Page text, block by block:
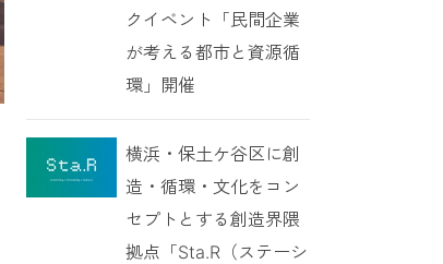
クイベント「民間企業
が考える都市と資源循
環」開催
横浜・保土ケ谷区に創
造・循環・文化をコン
セプトとする創造界隈
拠点「Sta.R（ステーシ